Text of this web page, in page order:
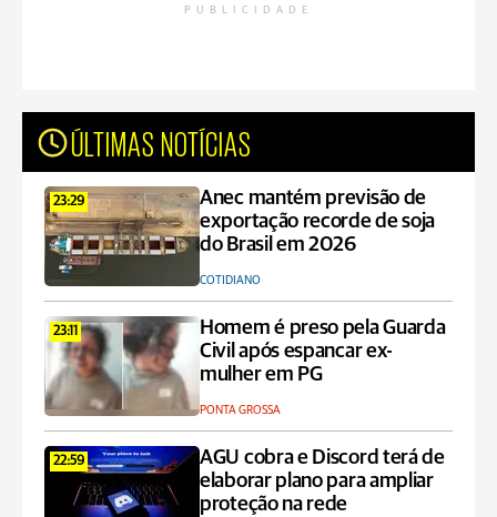
PUBLICIDADE
ÚLTIMAS NOTÍCIAS
23:29
Anec mantém previsão de
exportação recorde de soja
do Brasil em 2026
COTIDIANO
23:11
Homem é preso pela Guarda
Civil após espancar ex-
mulher em PG
PONTA GROSSA
22:59
AGU cobra e Discord terá de
elaborar plano para ampliar
proteção na rede